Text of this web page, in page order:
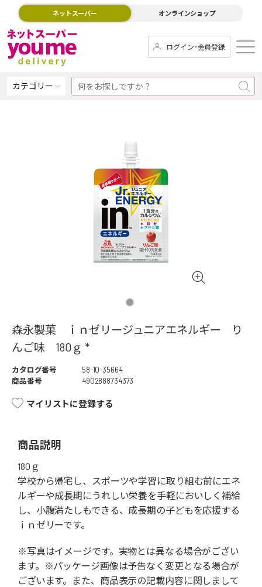
ネットスーパー オンラインショップ
ログイン･会員登録
カテゴリー
森永製菓 ｉｎゼリージュニアエネルギー り
んご味 180ｇ *
カタログ番号
58-10-35664
商品番号
4902888734373
マイリストに登録する
商品説明
180ｇ
学校から帰宅し、スポーツや学習に取り組む前にエネ
ルギーや成長期にうれしい栄養を手軽においしく補給
し、小腹満たしもできる、成長期の子どもを応援する
ｉｎゼリーです。
※写真はイメージです。実物とは異なる場合がござい
ます。※パッケージ画像は予告なく変更となる場合が
ございます。また、商品表示の記載内容に関しまして